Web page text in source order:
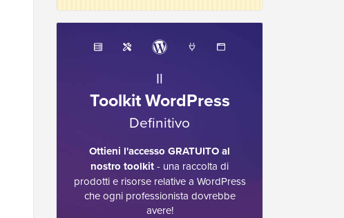
Il
Toolkit WordPress
Definitivo
Ottieni l'accesso GRATUITO al
nostro toolkit- una raccolta di
prodotti e risorse relative a WordPress
che ogni professionista dovrebbe
avere!